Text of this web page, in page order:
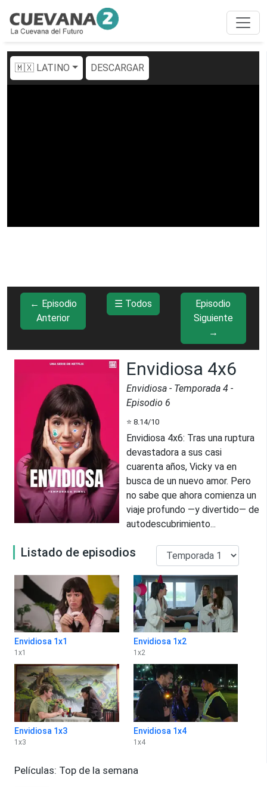
🇲🇽 LATINO DESCARGAR
← Episodio
Anterior
☰ Todos
Episodio
Siguiente
→
Envidiosa 4x6
Envidiosa - Temporada 4 -
Episodio 6
⭐ 8.14/10
Envidiosa 4x6: Tras una ruptura
devastadora a sus casi
cuarenta años, Vicky va en
busca de un nuevo amor. Pero
no sabe que ahora comienza un
viaje profundo —y divertido— de
autodescubrimiento...
Listado de episodios
Envidiosa 1x1
1 x1
Envidiosa 1x2
1 x2
Envidiosa 1x3
1 x3
Envidiosa 1x4
1 x4
Películas: Top de la semana